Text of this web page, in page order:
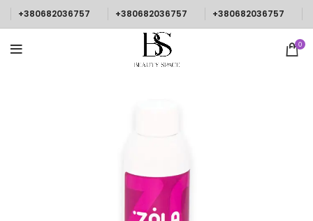
+380682036757 +380682036757 +380682036757
0